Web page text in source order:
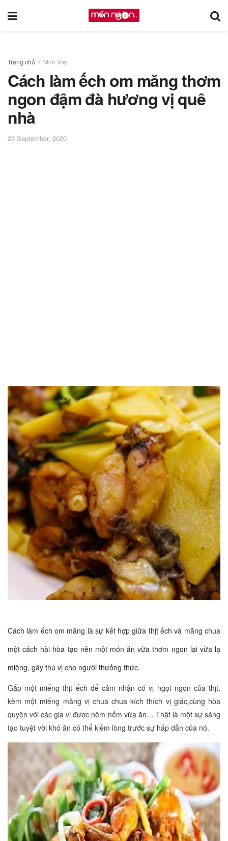
Trang chủ Món Việt
Cách làm ếch om măng thơm
ngon đậm đà hương vị quê
nhà
23 September, 2020
Cách làm ếch om măng là sự kết hợp giữa thịt ếch và măng chua
một cách hài hòa tạo nên một món ăn vừa thơm ngon lại vừa lạ
miệng, gây thú vị cho người thưởng thức.
Gắp một miếng thịt ếch để cảm nhận có vị ngọt ngon của thịt,
kèm một miếng măng vị chua chua kích thích vị giác,cùng hòa
quyện với các gia vị được nêm nếm vừa ăn… Thật là một sự sáng
tạo tuyệt vời khó ăn có thể kiềm lòng trước sự hấp dẫn của nó.